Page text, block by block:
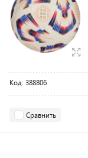
Код: 388806
Сравнить